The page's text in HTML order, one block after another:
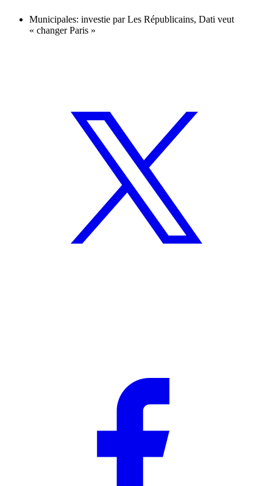
Municipales: investie par Les Républicains, Dati veut
« changer Paris »